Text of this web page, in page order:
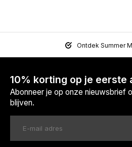
Ontdek Summer
10% korting op je eerste
Abonneer je op onze nieuwsbrief
blijven.